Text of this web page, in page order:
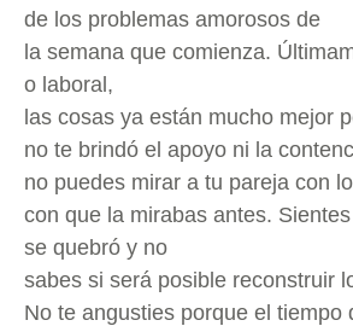
de los problemas amorosos de
la semana que comienza.
o laboral,
las cosas ya están mucho mejor
no te brindó el apoyo ni la
no puedes mirar a tu pareja con
con que la mirabas antes.
se quebró y no
sabes si será posible reconstruir
No te angusties porque el